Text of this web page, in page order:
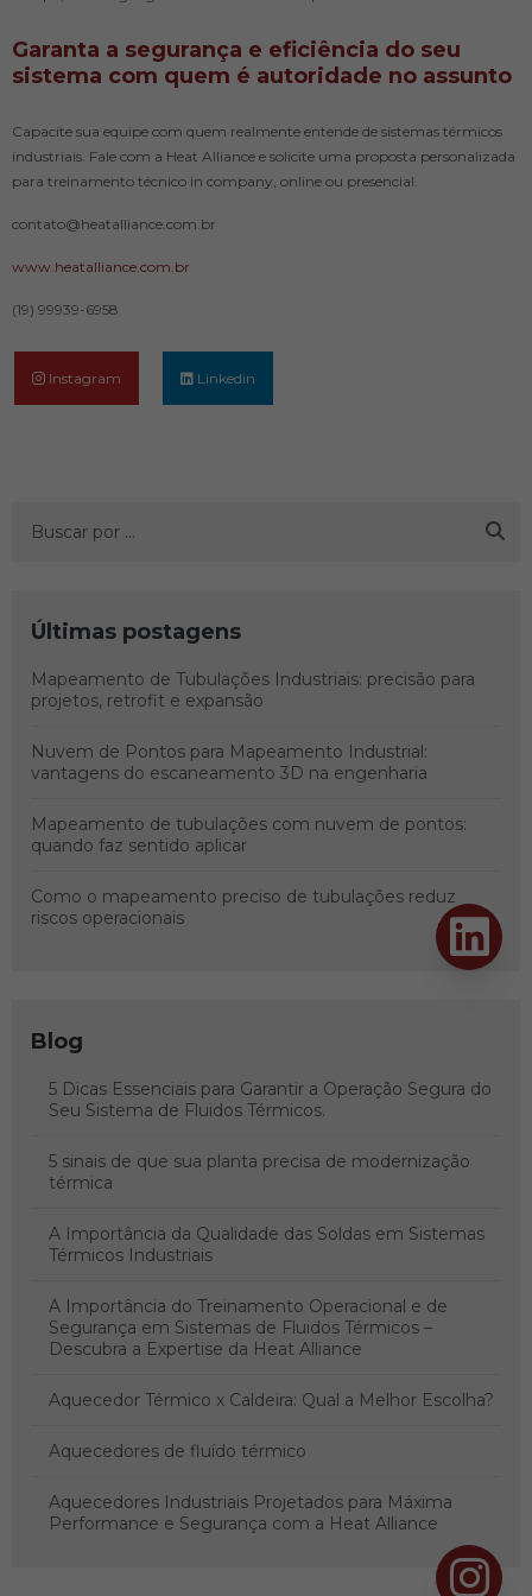
Garanta a segurança e eficiência do seu
sistema com quem é autoridade no assunto
Capacite sua equipe com quem realmente entende de sistemas térmicos
industriais. Fale com a Heat Alliance e solicite uma proposta personalizada
para treinamento técnico in company, online ou presencial.
contato@heatalliance.com.br
www.heatalliance.com.br
(19) 99939-6958
Instagram Linkedin
Últimas postagens
Mapeamento de Tubulações Industriais: precisão para
projetos, retrofit e expansão
Nuvem de Pontos para Mapeamento Industrial:
vantagens do escaneamento 3D na engenharia
Mapeamento de tubulações com nuvem de pontos:
quando faz sentido aplicar
Como o mapeamento preciso de tubulações reduz
riscos operacionais
Blog
5 Dicas Essenciais para Garantir a Operação Segura do
Seu Sistema de Fluidos Térmicos.
5 sinais de que sua planta precisa de modernização
térmica
A Importância da Qualidade das Soldas em Sistemas
Térmicos Industriais
A Importância do Treinamento Operacional e de
Segurança em Sistemas de Fluidos Térmicos –
Descubra a Expertise da Heat Alliance
Aquecedor Térmico x Caldeira: Qual a Melhor Escolha?
Aquecedores de fluído térmico
Aquecedores Industriais Projetados para Máxima
Performance e Segurança com a Heat Alliance
Aquecedores Térmicos: Heat Alliance - Referência em